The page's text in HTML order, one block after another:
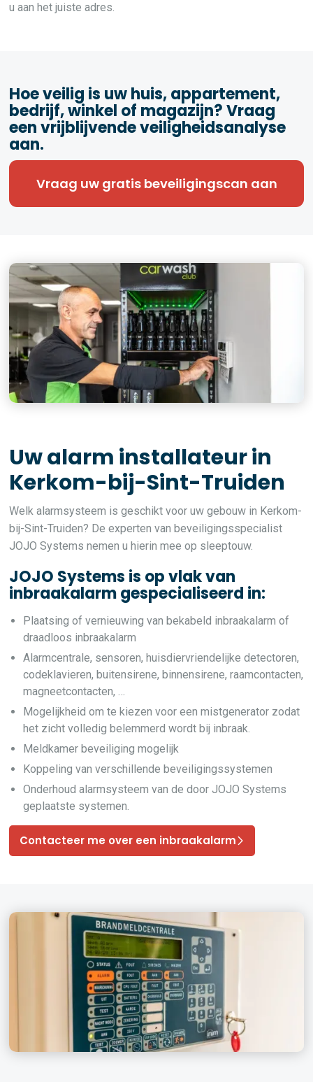
u aan het juiste adres.
Hoe veilig is uw huis, appartement,
bedrijf, winkel of magazijn? Vraag
een vrijblijvende veiligheidsanalyse
aan.
Vraag uw gratis beveiligingscan aan
Uw alarm installateur in
Kerkom-bij-Sint-Truiden
Welk alarmsysteem is geschikt voor uw gebouw in Kerkom-
bij-Sint-Truiden? De experten van beveiligingsspecialist
JOJO Systems nemen u hierin mee op sleeptouw.
JOJO Systems is op vlak van
inbraakalarm gespecialiseerd in:
Plaatsing of vernieuwing van bekabeld inbraakalarm of
draadloos inbraakalarm
Alarmcentrale, sensoren, huisdiervriendelijke detectoren,
codeklavieren, buitensirene, binnensirene, raamcontacten,
magneetcontacten, …
Mogelijkheid om te kiezen voor een mistgenerator zodat
het zicht volledig belemmerd wordt bij inbraak.
Meldkamer beveiliging mogelijk
Koppeling van verschillende beveiligingssystemen
Onderhoud alarmsysteem van de door JOJO Systems
geplaatste systemen.
Contacteer me over een inbraakalarm